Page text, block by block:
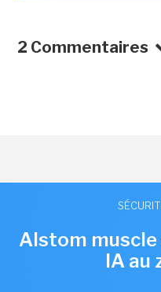
2 Commentaires
Alstom
IA au